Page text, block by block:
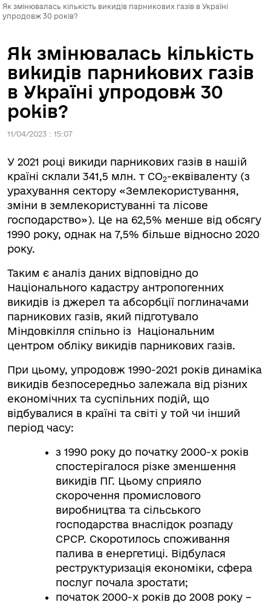
Як змінювалась кількість викидів парникових газів в Україні
упродовж 30 років?
Як змінювалась кількість
викидів парникових газів
в Україні упродовж 30
років?
11/04/2023 : 15:07
У 2021 році викиди парникових газів в нашій
країні склали 341,5 млн. т СО2-еквіваленту (з
урахування сектору «Землекористування,
зміни в землекористуванні та лісове
господарство»). Це на 62,5% менше від обсягу
1990 року, однак на 7,5% більше відносно 2020
року.
Таким є аналіз даних відповідно до
Національного кадастру антропогенних
викидів із джерел та абсорбції поглиначами
парникових газів, який підготувало
Міндовкілля спільно із Національним
центром обліку викидів парникових газів.
При цьому, упродовж 1990-2021 років динаміка
викидів безпосередньо залежала від різних
економічних та суспільних подій, що
відбувалися в країні та світі у той чи інший
період часу:
з 1990 року до початку 2000-х років
спостерігалося різке зменшення
викидів ПГ. Цьому сприяло
скорочення промислового
виробництва та сільського
господарства внаслідок розпаду
СРСР. Скоротилось споживання
палива в енергетиці. Відбулася
реструктуризація економіки, сфера
послуг почала зростати;
початок 2000-х років до 2008 року –